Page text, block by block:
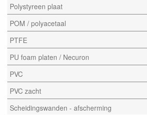
Polystyreen plaat
POM / polyacetaal
PTFE
PU foam platen / Necuron
PVC
PVC zacht
Scheidingswanden - afscherming